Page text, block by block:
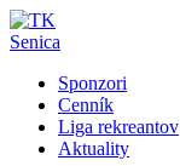
Sponzori
Cenník
Liga rekreantov
Aktuality